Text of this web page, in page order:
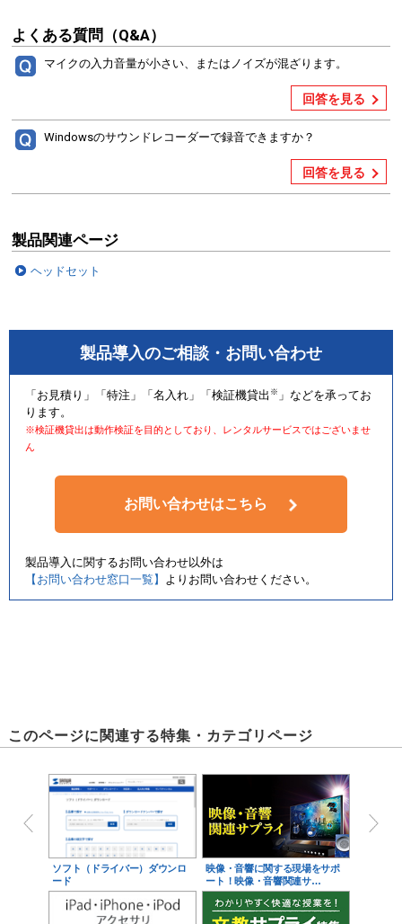
よくある質問（Q&A）
マイクの入力音量が小さい、またはノイズが混ざります。
回答を見る
Windowsのサウンドレコーダーで録音できますか？
回答を見る
製品関連ページ
ヘッドセット
製品導入のご相談・お問い合わせ
「お見積り」「特注」「名入れ」「検証機貸出 ※ 」などを承ってお
ります。
※検証機貸出は動作検証を目的としており、レンタルサービスではございませ
ん
お問い合わせはこちら
製品導入に関するお問い合わせ以外は
【お問い合わせ窓口一覧】 よりお問い合わせください。
このページに関連する特集・カテゴリページ
ソフト（ドライバー）ダウンロ
ード
映像・音響に関する現場をサポ
ート！映像・音響関連サ…